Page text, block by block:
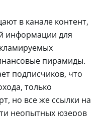
в канале контент,
информации для
пирамиды.
подписчиков, что
только
но все же ссылки на
неопытных юзеров